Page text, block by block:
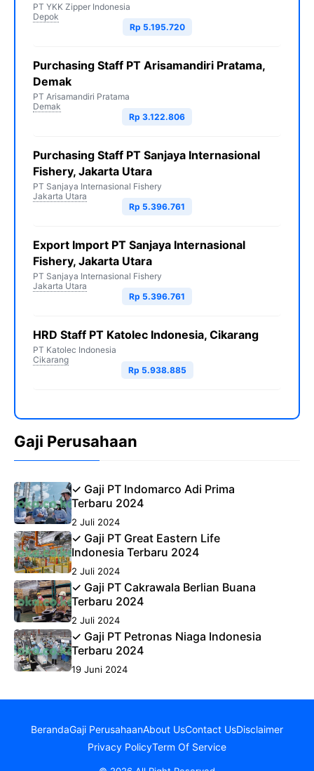
PT YKK Zipper Indonesia
Depok
Rp 5.195.720
Purchasing Staff PT Arisamandiri Pratama,
Demak
PT Arisamandiri Pratama
Demak
Rp 3.122.806
Purchasing Staff PT Sanjaya Internasional
Fishery, Jakarta Utara
PT Sanjaya Internasional Fishery
Jakarta Utara
Rp 5.396.761
Export Import PT Sanjaya Internasional
Fishery, Jakarta Utara
PT Sanjaya Internasional Fishery
Jakarta Utara
Rp 5.396.761
HRD Staff PT Katolec Indonesia, Cikarang
PT Katolec Indonesia
Cikarang
Rp 5.938.885
Gaji Perusahaan
✓ Gaji PT Indomarco Adi Prima
Terbaru 2024
2 Juli 2024
✓ Gaji PT Great Eastern Life
Indonesia Terbaru 2024
2 Juli 2024
✓ Gaji PT Cakrawala Berlian Buana
Terbaru 2024
2 Juli 2024
✓ Gaji PT Petronas Niaga Indonesia
Terbaru 2024
19 Juni 2024
BerandaGaji PerusahaanAbout UsContact UsDisclaimer
Privacy PolicyTerm Of Service